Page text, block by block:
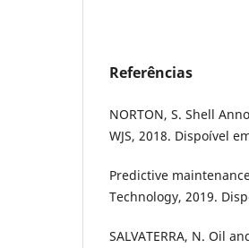
Referências
NORTON, S. Shell
WJS, 2018. Dispoível
Predictive
Technology, 2019.
SALVATERRA, N. Oil